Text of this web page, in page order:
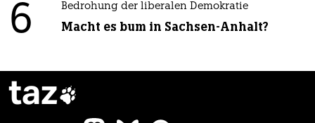
6 Bedrohung der liberalen Demokratie
Macht es bum in Sachsen-Anhalt?
taz